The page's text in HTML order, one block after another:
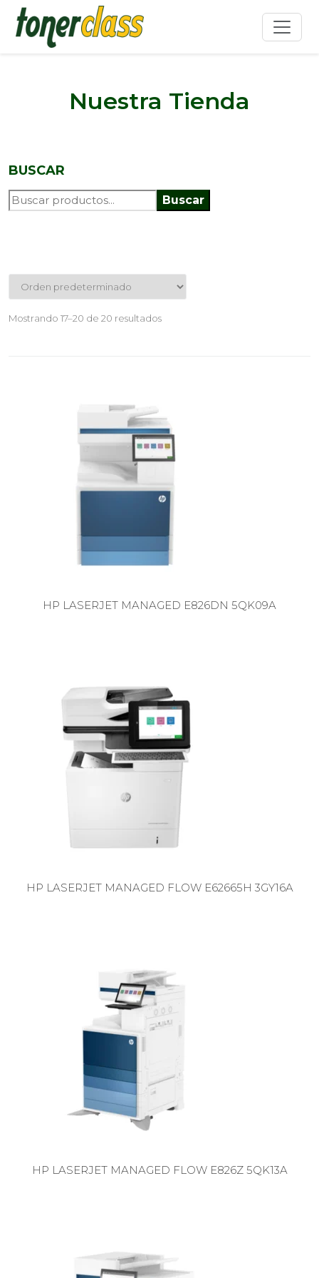
Nuestra Tienda
BUSCAR
Buscar
Mostrando 17–20 de 20 resultados
HP LASERJET MANAGED E826DN 5QK09A
HP LASERJET MANAGED FLOW E62665H 3GY16A
HP LASERJET MANAGED FLOW E826Z 5QK13A